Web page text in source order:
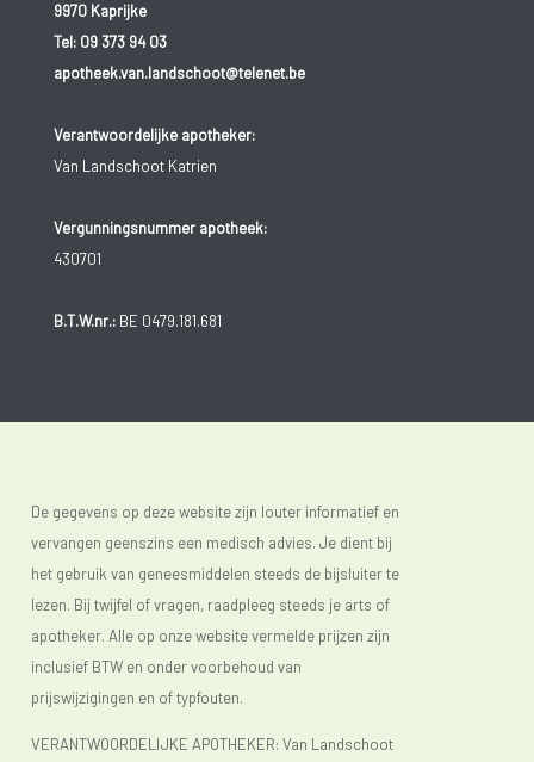
9970 Kaprijke
Tel: 09 373 94 03
apotheek.van.landschoot@telenet.be
Verantwoordelijke apotheker:
Van Landschoot Katrien
Vergunningsnummer apotheek:
430701
B.T.W.nr.:BE 0479.181.681
De gegevens op deze website zijn louter informatief en
vervangen geenszins een medisch advies. Je dient bij
het gebruik van geneesmiddelen steeds de bijsluiter te
lezen. Bij twijfel of vragen, raadpleeg steeds je arts of
apotheker. Alle op onze website vermelde prijzen zijn
inclusief BTW en onder voorbehoud van
prijswijzigingen en of typfouten.
VERANTWOORDELIJKE APOTHEKER: Van Landschoot